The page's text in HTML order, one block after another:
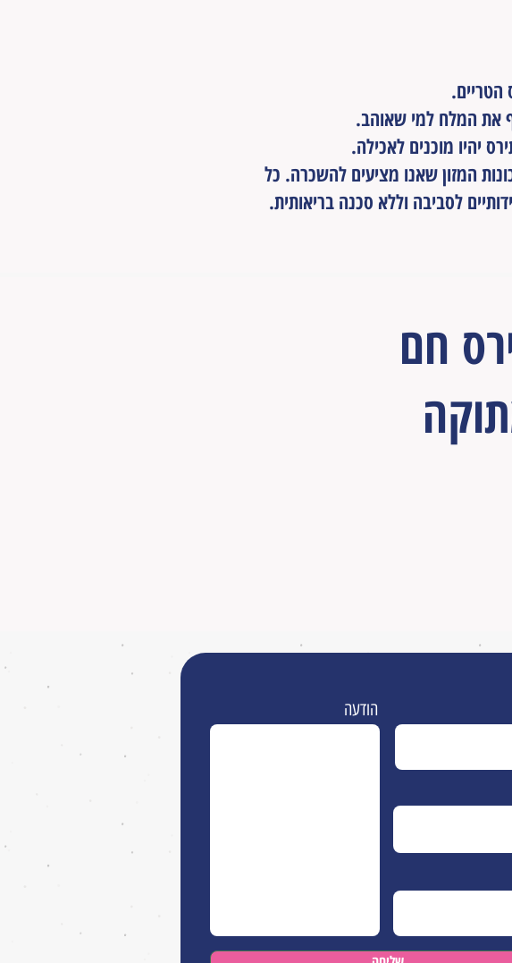
הטריים.
את המלח למי שאוהב.
יהיו מוכנים לאכילה.
המזון שאנו מציעים להשכרה. כל
לסביבה וללא סכנה בריאותית.
חם
הודעה